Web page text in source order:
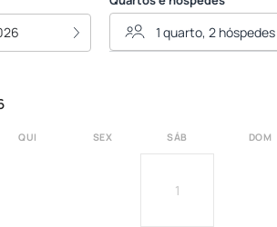
QUI SEX SÁB
1
DOM